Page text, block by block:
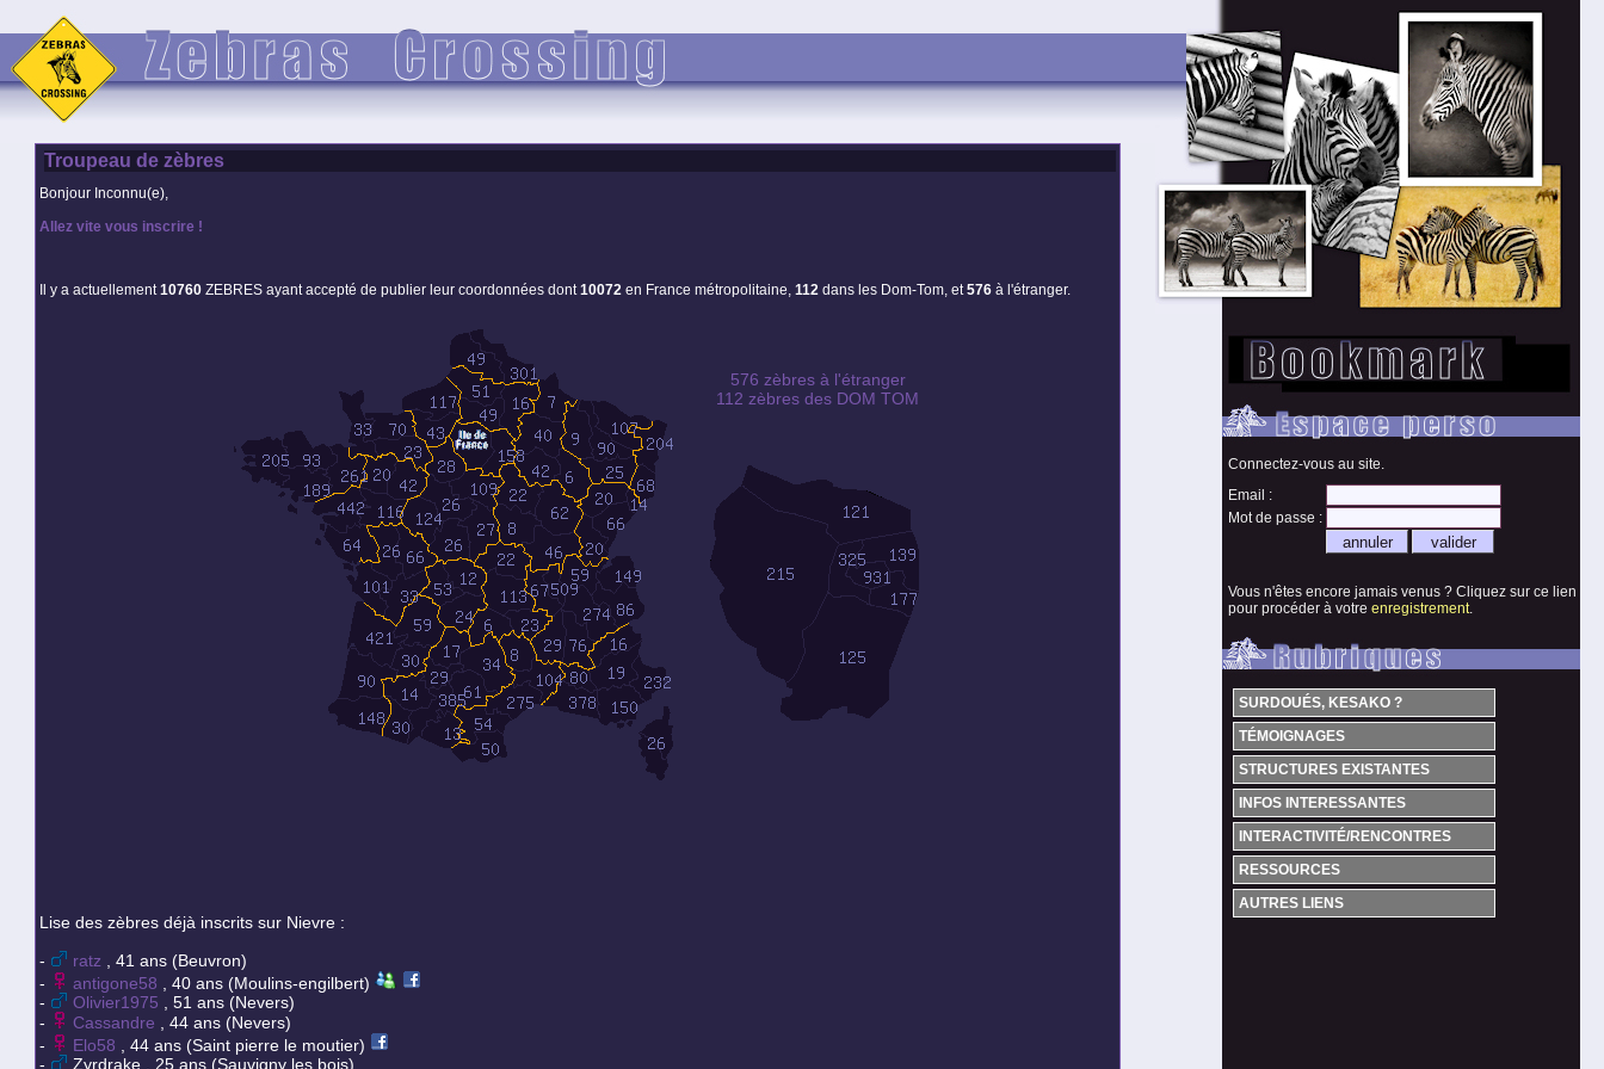
Troupeau de zèbres
Bonjour Inconnu(e),
Allez vite vous inscrire !
Il y a actuellement10760 ZEBRES ayant accepté de publier leur coordonnées dont10072 en France métropolitaine,112 dans les Dom-Tom, et576 à l'étranger.
576 zèbres à l'étranger
112 zèbres des DOM TOM
Lise des zèbres déjà inscrits sur Nievre :
-
ratz
, 41 ans (Beuvron)
-
antigone58
, 40 ans (Moulins-engilbert)
-
Olivier1975
, 51 ans (Nevers)
-
Cassandre
, 44 ans (Nevers)
-
Elo58
, 44 ans (Saint pierre le moutier)
-
Zyrdrake , 25 ans (Sauvigny les bois)
Connectez-vous au site.
Email :
Mot de passe :
Vous n'êtes encore jamais venus ? Cliquez sur ce lien
pour procéder à votre enregistrement.
SURDOUÉS, KESAKO ?
TÉMOIGNAGES
STRUCTURES EXISTANTES
INFOS INTERESSANTES
INTERACTIVITÉ/RENCONTRES
RESSOURCES
AUTRES LIENS